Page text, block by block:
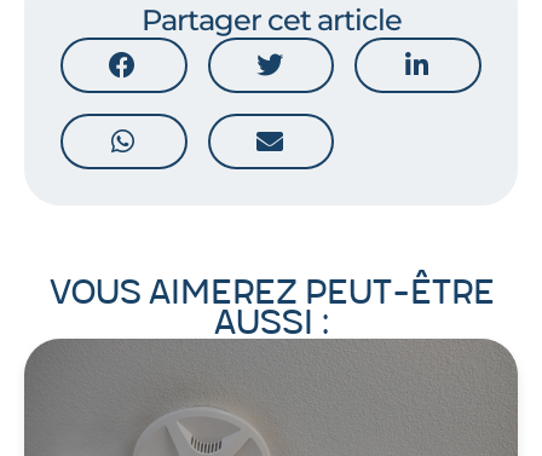
Partager cet article
Vous aimerez peut-être
aussi :